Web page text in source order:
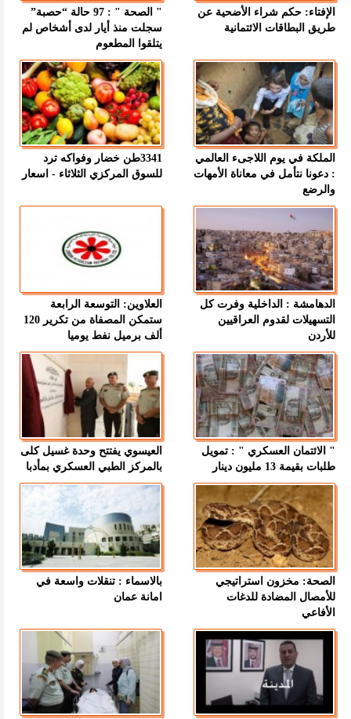
الإفتاء: حكم شراء الأضحية عن
طريق البطاقات الائتمانية
" الصحة " : 97 حالة “حصبة”
سجلت منذ أيار لدى أشخاص لم
يتلقوا المطعوم
الملكة في يوم اللاجىء العالمي
: دعونا نتأمل في معاناة الأمهات
والرضع
3341طن خضار وفواكه ترد
للسوق المركزي الثلاثاء - اسعار
الدهامشة : الداخلية وفرت كل
التسهيلات لقدوم العراقيين
للأردن
العلاوين: التوسعة الرابعة
ستمكن المصفاة من تكرير 120
ألف برميل نفط يوميا
" الائتمان العسكري " : تمويل
طلبات بقيمة 13 مليون دينار
العيسوي يفتتح وحدة غسيل كلى
بالمركز الطبي العسكري بمأدبا
الصحة: مخزون استراتيجي
للأمصال المضادة للدغات
الأفاعي
بالاسماء : تنقلات واسعة في
امانة عمان